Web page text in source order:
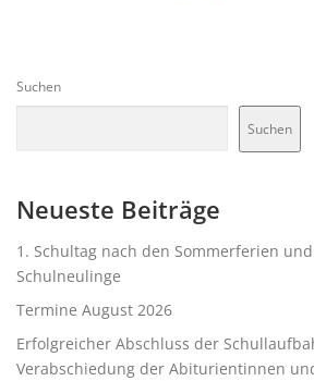
Suchen
Suchen
Neueste Beiträge
1. Schultag nach den Sommerferien
Schulneulinge
Termine August 2026
Erfolgreicher Abschluss der
Verabschiedung der Abiturientinnen